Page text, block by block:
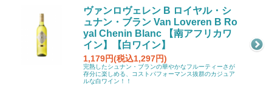
ヴァンロヴェレン B ロイヤル・シ
ュナン・ブラン Van Loveren B Ro
yal Chenin Blanc 【南アフリカワ
イン】【白ワイン】
1,179円(税込1,297円)
完熟したシュナン・ブランの華やかなフルーティーさが
存分に楽しめる、コストパフォーマンス抜群のカジュア
ルな白ワイン！！